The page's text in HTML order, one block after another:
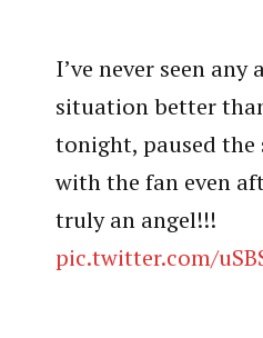
I’ve never seen
situation better
tonight, paused the
with the fan even
truly an angel!!!
pic.twitter.com/